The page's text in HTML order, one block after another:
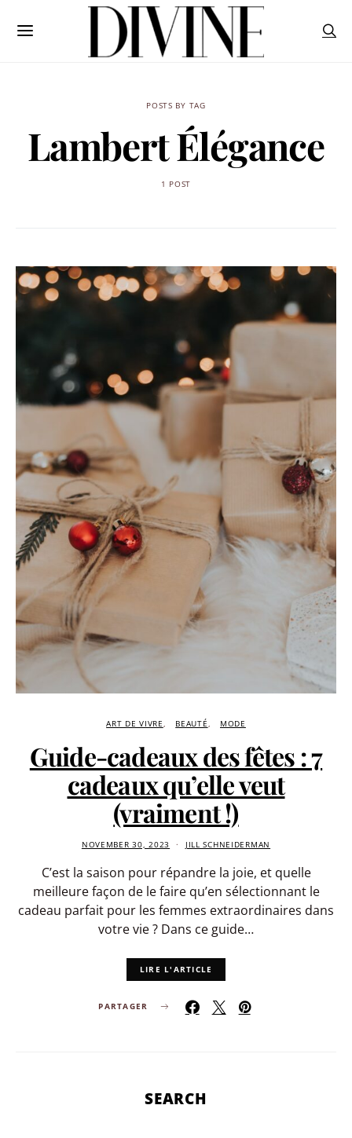
POSTS BY TAG
Lambert Élégance
1 POST
ART DE VIVRE BEAUTÉ MODE
Guide-cadeaux des fêtes : 7
cadeaux qu’elle veut
(vraiment !)
NOVEMBER 30, 2023 JILL SCHNEIDERMAN
C’est la saison pour répandre la joie, et quelle
meilleure façon de le faire qu’en sélectionnant le
cadeau parfait pour les femmes extraordinaires dans
votre vie ? Dans ce guide…
LIRE L'ARTICLE
PARTAGER
SEARCH